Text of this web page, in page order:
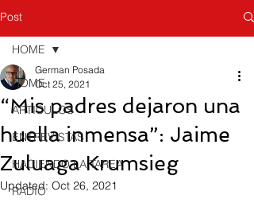
Post
HOME
ARTICULOS
ENTREVISTAS
HACIENDO LA TAREA
RADIO
HOME
“Mis padres dejaron una
huella inmensa”: Jaime
Zuluaga Krumsieg
German Posada
Oct 25, 2021
Updated: Oct 26, 2021